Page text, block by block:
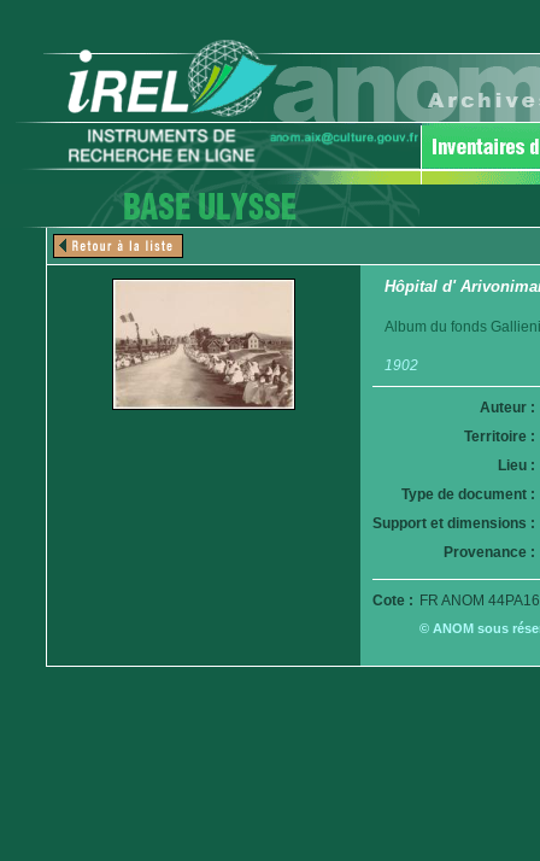
Hôpital d'
Album du fonds
1902
Auteur :
Territoire :
Lieu :
Type de document :
Support et dimensions :
Provenance :
Cote : FR ANOM
© ANOM sous